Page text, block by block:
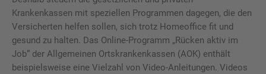
Krankenkassen mit speziellen Programmen dagegen, die den
Versicherten helfen sollen, sich trotz Homeoffice fit und
gesund zu halten. Das Online-Programm „Rücken aktiv im
Job“ der Allgemeinen Ortskrankenkassen (AOK) enthält
beispielsweise eine Vielzahl von Video-Anleitungen. Videos